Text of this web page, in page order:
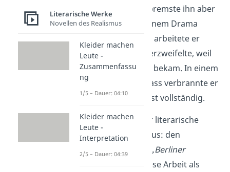
Perfektionismus
bremste ihn aber
auch selbst. An seinem Drama
„Robert Guiskard“ arbeitete er
jahrelang, bis er verzweifelte, weil
er es nicht perfekt bekam. In einem
Anfall von Selbsthass verbrannte er
das Manuskript fast vollständig.
Gleichzeitig gibt er literarische
Zeitschriften
heraus: den
„Phöbus“und die „Berliner
. Diese Arbeit als
Literarische Werke
Novellen des Realismus
Kleider machen
Leute -
Zusammenfassu
ng
1/5 – Dauer: 04:10
Kleider machen
Leute -
Interpretation
2/5 – Dauer: 04:39